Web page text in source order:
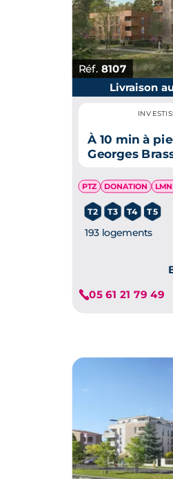
Réf. 8107
Je
Livraison
À 10 min à
Georges
PTZ DONATION
T2 T3 T4 T5
193 logements
05 61 21 79 49